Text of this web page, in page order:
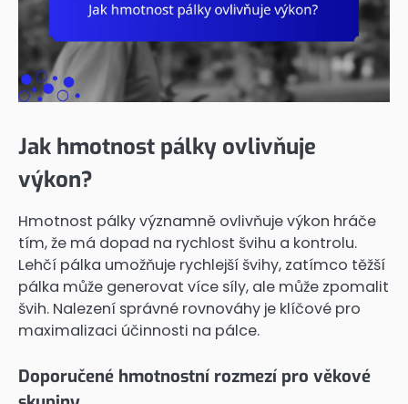
Jak hmotnost pálky ovlivňuje
výkon?
Hmotnost pálky významně ovlivňuje výkon hráče
tím, že má dopad na rychlost švihu a kontrolu.
Lehčí pálka umožňuje rychlejší švihy, zatímco těžší
pálka může generovat více síly, ale může zpomalit
švih. Nalezení správné rovnováhy je klíčové pro
maximalizaci účinnosti na pálce.
Doporučené hmotnostní rozmezí pro věkové